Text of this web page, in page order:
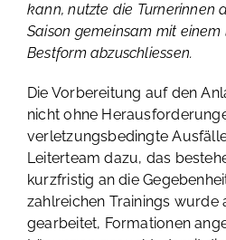
kann, nutzte die Turnerinnen
Saison gemeinsam mit
Bestform abzuschliessen.
Die Vorbereitung auf den
nicht ohne
verletzungsbedingte
Leiterteam dazu, das
kurzfristig an die
zahlreichen Trainings wurde
gearbeitet, Formationen